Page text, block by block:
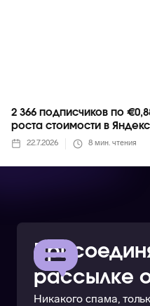
2 366 подписчиков по
роста стоимости в
22.7.2026 8 мин. чтения
рассылке
Никакого спама,